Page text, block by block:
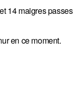
14 maigres
en ce moment.